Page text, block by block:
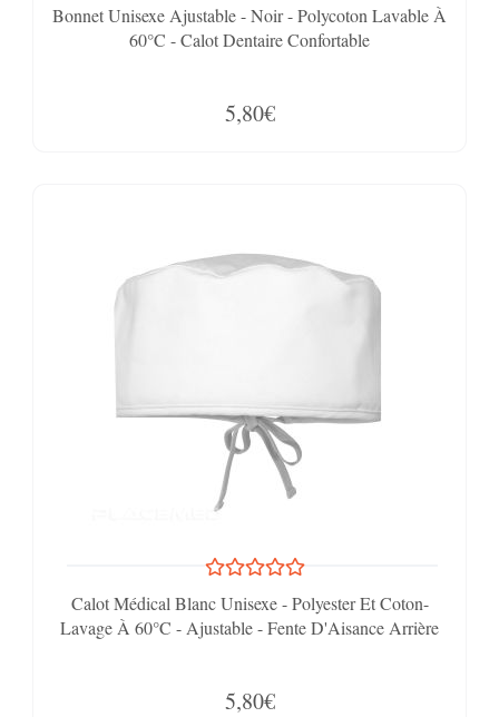
Bonnet Unisexe Ajustable - Noir - Polycoton Lavable À
60°C - Calot Dentaire Confortable
5,80€
Calot Médical Blanc Unisexe - Polyester Et Coton-
Lavage À 60°C - Ajustable - Fente D'Aisance Arrière
5,80€